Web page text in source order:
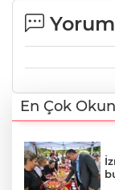
En Çok